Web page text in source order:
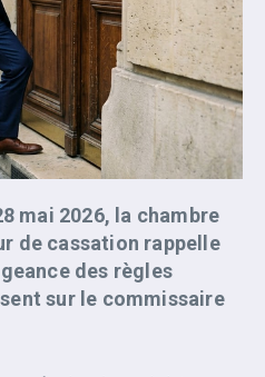
mai 2026, la chambre
de cassation rappelle
des règles
sur le commissaire